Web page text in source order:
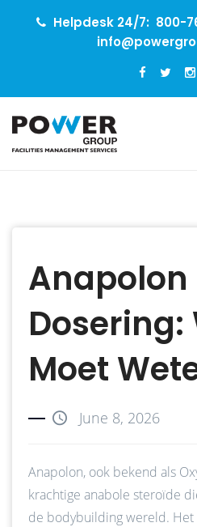
Helpdesk 24/7: 800-
Anapolon
Dosering:
Moet
June 8, 2026
Anapolon, ook bekend als
krachtige anabole steroïde
de bodybuilding wereld. Het